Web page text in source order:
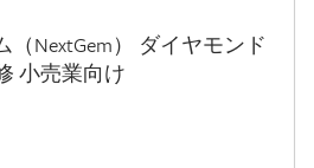
（NextGem） ダイヤモンド
小売業向け